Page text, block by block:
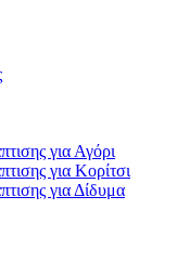
για Αγόρι
για Κορίτσι
για Δίδυμα